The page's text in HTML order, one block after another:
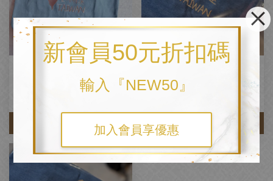
新會員50元折扣碼
輸入『NEW50』
加入會員享優惠
製含繡18+13cm - 45*37+14(68)
NT$ 999